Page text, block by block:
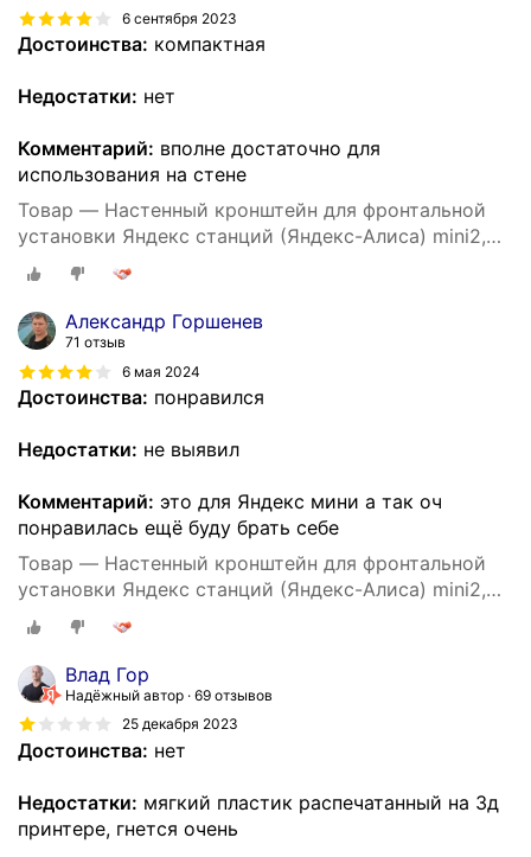
6 сентября 2023
Достоинства: компактная
Недостатки: нет
Комментарий: вполне достаточно для
использования на стене
Товар — Настенный кронштейн для фронтальной
установки Яндекс станций (Яндекс-Алиса) mini2,
3D печать, белый
Александр Горшенев
71 отзыв
6 мая 2024
Достоинства: понравился
Недостатки: не выявил
Комментарий: это для Яндекс мини а так оч
понравилась ещё буду брать себе
Товар — Настенный кронштейн для фронтальной
установки Яндекс станций (Яндекс-Алиса) mini2,
3D печать, черный
Влад Гор
Надёжный автор 69 отзывов
25 декабря 2023
Достоинства: нет
Недостатки: мягкий пластик распечатанный на 3д
принтере, гнется очень